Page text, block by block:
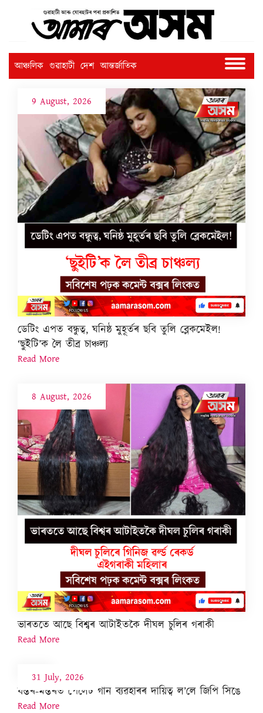
আঞ্চলিক গুৱাহাটী দেশ আন্তৰ্জাতিক
9 August, 2026
ডেটিং এপত বন্ধুত্ব, ঘনিষ্ঠ মুহূৰ্তৰ ছবি তুলি ব্লেকমেইল!
‘ছুইটি’ক লৈ তীব্ৰ চাঞ্চল্য
Read More
8 August, 2026
ভাৰততে আছে বিশ্বৰ আটাইতকৈ দীঘল চুলিৰ গৰাকী
Read More
31 July, 2026
যন্তৰ-মন্তৰত পেলেট গান ব্যৱহাৰৰ দায়িত্ব ল’লে জিপি সিঙে
Read More